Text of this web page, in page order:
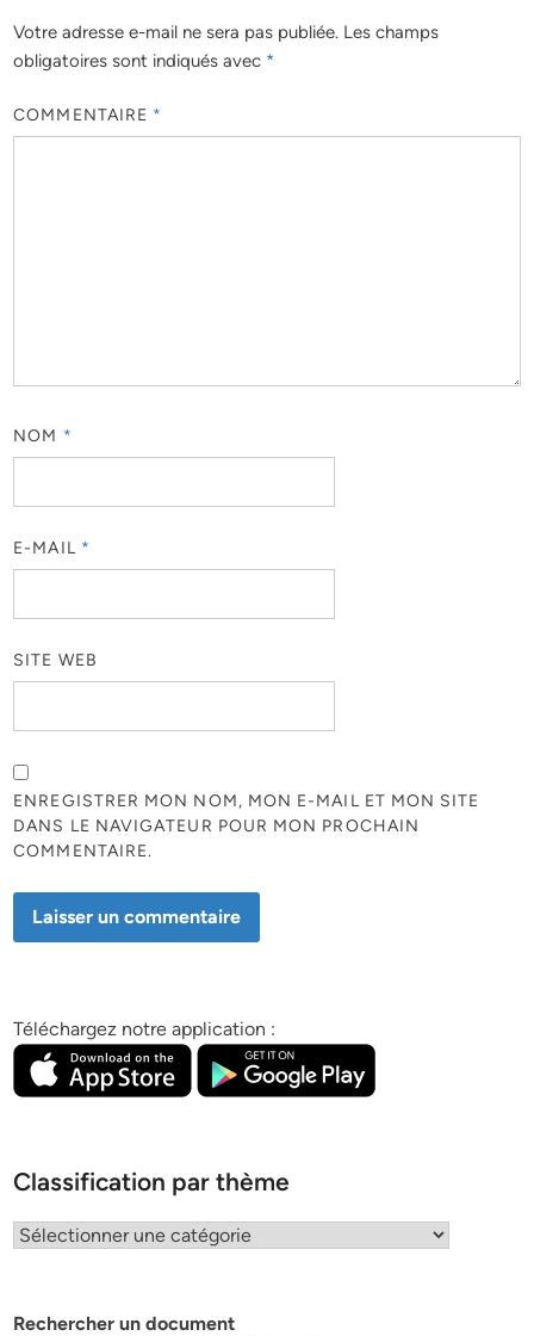
Votre adresse e-mail ne sera pas publiée. Les champs
obligatoires sont indiqués avec *
COMMENTAIRE *
NOM *
E-MAIL *
SITE WEB
ENREGISTRER MON NOM, MON E-MAIL ET MON SITE
DANS LE NAVIGATEUR POUR MON PROCHAIN
COMMENTAIRE.
Téléchargez notre application :
Classification par thème
Classification
Rechercher un document